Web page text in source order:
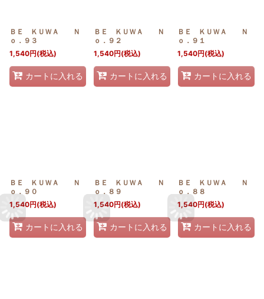
ＢＥ ＫＵＷＡ Ｎ
ｏ．９３
1,540円(税込)
カートに入れる
ＢＥ ＫＵＷＡ Ｎ
ｏ．９２
1,540円(税込)
カートに入れる
ＢＥ ＫＵＷＡ Ｎ
ｏ．９１
1,540円(税込)
カートに入れる
ＢＥ ＫＵＷＡ Ｎ
ｏ．９０
1,540円(税込)
カートに入れる
ＢＥ ＫＵＷＡ Ｎ
ｏ．８９
1,540円(税込)
カートに入れる
ＢＥ ＫＵＷＡ Ｎ
ｏ．８８
1,540円(税込)
カートに入れる